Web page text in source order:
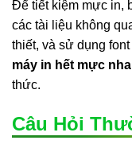
Để tiết kiệm mực in,
các tài liệu không
thiết, và sử dụng
máy in hết mực
thức.
Câu Hỏi